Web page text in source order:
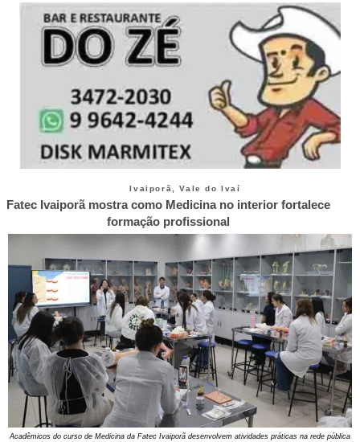
Ivaiporã ,Vale do Ivaí
Fatec Ivaiporã mostra como Medicina no interior fortalece
formação profissional
Acadêmicos do curso de Medicina da Fatec Ivaiporã desenvolvem atividades práticas na rede pública